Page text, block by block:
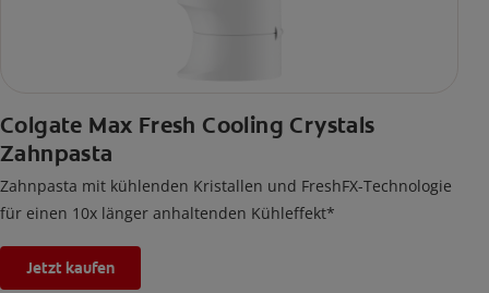
Colgate Max Fresh Cooling Crystals
Zahnpasta
Zahnpasta mit kühlenden Kristallen und FreshFX-Technologie
für einen 10x länger anhaltenden Kühleffekt*
Jetzt kaufen